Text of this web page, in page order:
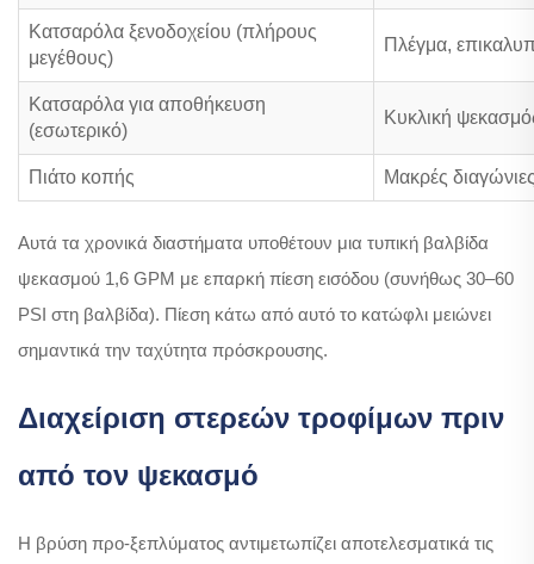
Κατσαρόλα ξενοδοχείου (πλήρους
μεγέθους)
Πλέγμα,
Κατσαρόλα για αποθήκευση
(εσωτερικό)
Κυκλική
Πιάτο κοπής Μακρές
Αυτά τα χρονικά διαστήματα υποθέτουν μια τυπική βαλβίδα
ψεκασμού 1,6 GPM με επαρκή πίεση εισόδου (συνήθως 30–60
PSI στη βαλβίδα). Πίεση κάτω από αυτό το κατώφλι μειώνει
σημαντικά την ταχύτητα πρόσκρουσης.
Διαχείριση στερεών τροφίμων πριν
από τον ψεκασμό
Η βρύση προ-ξεπλύματος αντιμετωπίζει αποτελεσματικά τις